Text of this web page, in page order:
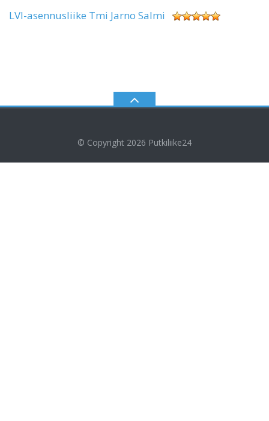
LVI-asennusliike Tmi Jarno Salmi
© Copyright 2026 Putkiliike24